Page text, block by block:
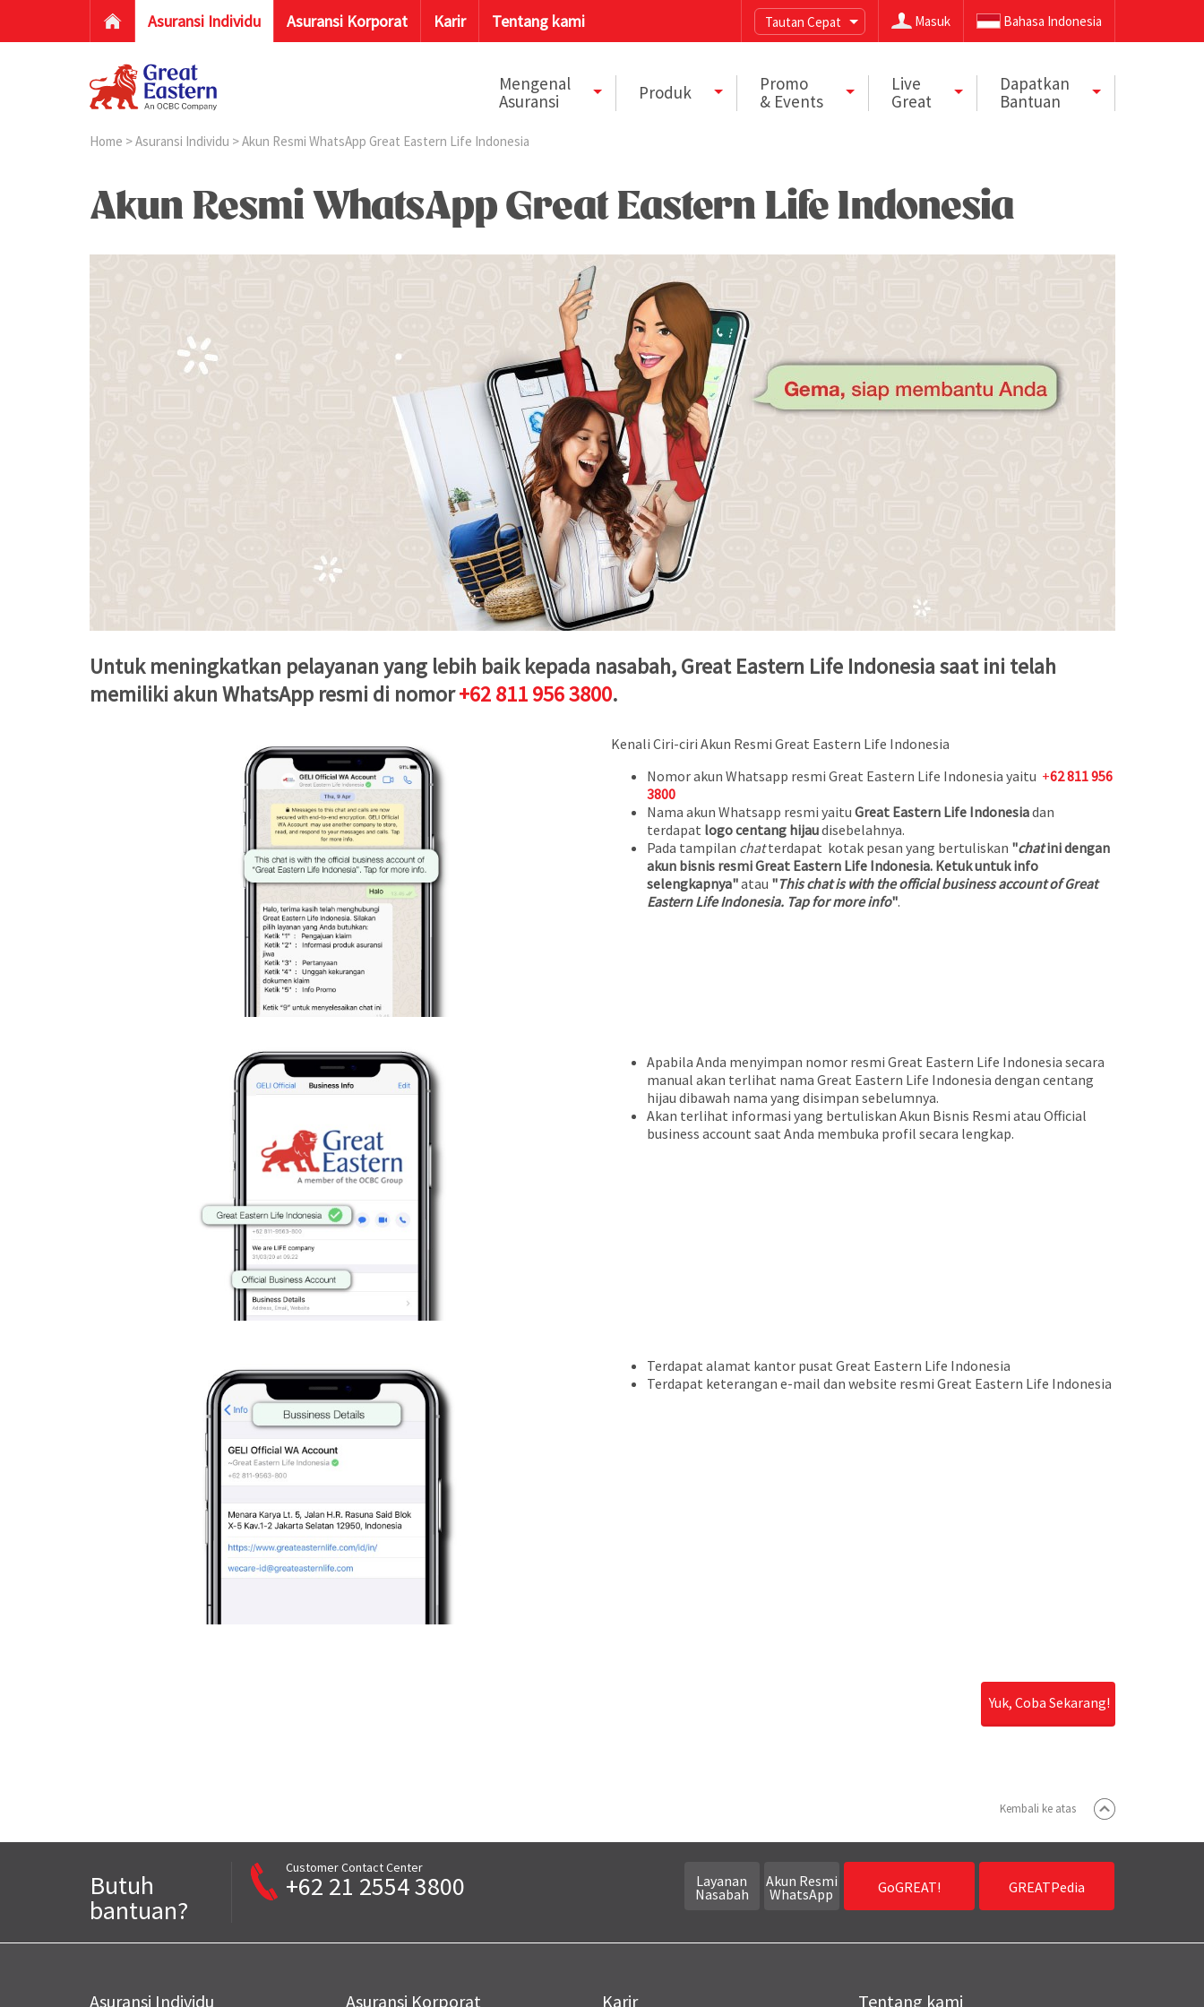
Asuransi Individu Asuransi Korporat Karir Tentang kami Tautan Cepat Masuk Bahasa Indonesia
Mengenal
Asuransi
Produk
Promo
& Events
Live
Great
Dapatkan
Bantuan
Home >Asuransi Individu > Akun Resmi WhatsApp Great Eastern Life Indonesia
Akun Resmi WhatsApp Great Eastern Life Indonesia
Untuk meningkatkan pelayanan yang lebih baik kepada nasabah, Great Eastern Life Indonesia saat ini telah
memiliki akun WhatsApp resmi di nomor+62 811 956 3800.
Kenali Ciri-ciri Akun Resmi Great Eastern Life Indonesia
Nomor akun Whatsapp resmi Great Eastern Life Indonesia yaitu +62 811 956
3800
Nama akun Whatsapp resmi yaitu Great Eastern Life Indonesiadan
terdapat logo centang hijaudisebelahnya.
Pada tampilan chatterdapat kotak pesan yang bertuliskan "chatini dengan
akun bisnis resmi Great Eastern Life Indonesia. Ketuk untuk info
selengkapnya"atau "This chat is with the official business account of Great
Eastern Life Indonesia. Tap for more info".
Apabila Anda menyimpan nomor resmi Great Eastern Life Indonesia secara
manual akan terlihat nama Great Eastern Life Indonesia dengan centang
hijau dibawah nama yang disimpan sebelumnya.
Akan terlihat informasi yang bertuliskan Akun Bisnis Resmi atau Official
business account saat Anda membuka profil secara lengkap.
Terdapat alamat kantor pusat Great Eastern Life Indonesia
Terdapat keterangan e-mail dan website resmi Great Eastern Life Indonesia
Yuk, Coba Sekarang!
Kembali ke atas
Butuh
bantuan?
Customer Contact Center
+62 21 2554 3800 Layanan
Nasabah
Akun Resmi
WhatsApp GoGREAT! GREATPedia
Asuransi Individu Asuransi Korporat Karir Tentang kami